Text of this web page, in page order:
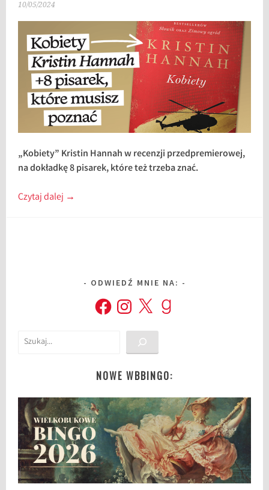
10/05/2024
„Kobiety” Kristin Hannah w recenzji przedpremierowej,
na dokładkę 8 pisarek, które też trzeba znać.
Czytaj dalej →
ODWIEDŹ MNIE NA:
FacebookInstagram
X Goodreads
Szukaj
NOWE WBBINGO: